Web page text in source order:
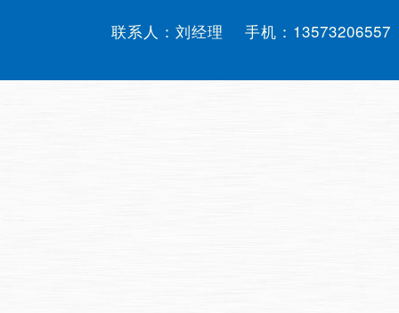
联系人：刘经理 手机： 13573206557